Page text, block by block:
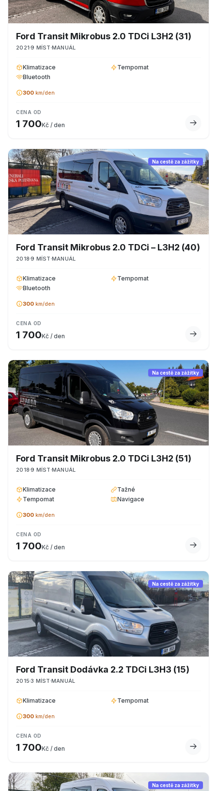
Ford Transit Mikrobus 2.0 TDCi L3H2 (31)
20219 MÍST MANUÁL
Klimatizace
Tempomat
Bluetooth
300 km/den
CENA OD
1 700Kč / den
Na cestě za zážitky
Ford Transit Mikrobus 2.0 TDCi – L3H2 (40)
20189 MÍST MANUÁL
Klimatizace
Tempomat
Bluetooth
300 km/den
CENA OD
1 700Kč / den
Na cestě za zážitky
Ford Transit Mikrobus 2.0 TDCi L3H2 (51)
20189 MÍST MANUÁL
Klimatizace
Tažné
Tempomat
Navigace
300 km/den
CENA OD
1 700Kč / den
Na cestě za zážitky
Ford Transit Dodávka 2.2 TDCi L3H3 (15)
20153 MÍST MANUÁL
Klimatizace Tempomat
300 km/den
CENA OD
1 700Kč / den
Na cestě za zážitky